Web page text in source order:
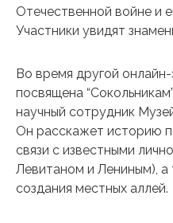
Отечественной войне и
Участники увидят
Во время другой
посвящена
научный сотрудник
Он расскажет историю
связи с известными
Левитаном и Лениным), а
создания местных аллей.